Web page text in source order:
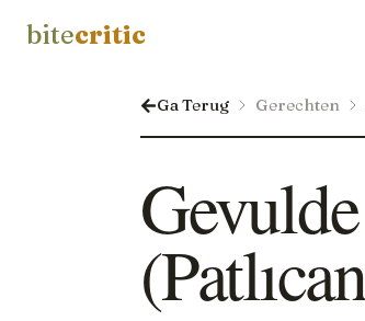
bitecritic
Ga Terug Gerechten